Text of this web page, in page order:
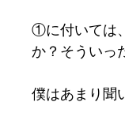
①に付いては
か？そういっ
僕はあまり聞